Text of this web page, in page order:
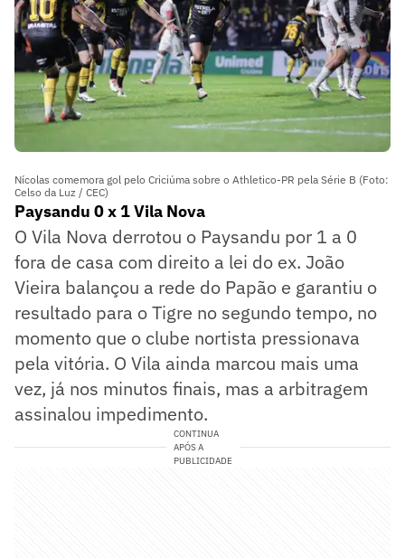
Nícolas comemora gol pelo Criciúma sobre o Athletico-PR pela Série B (Foto:
Celso da Luz / CEC)
Paysandu 0 x 1 Vila Nova
O Vila Nova derrotou o Paysandu por 1 a 0
fora de casa com direito a lei do ex. João
Vieira balançou a rede do Papão e garantiu o
resultado para o Tigre no segundo tempo, no
momento que o clube nortista pressionava
pela vitória. O Vila ainda marcou mais uma
vez, já nos minutos finais, mas a arbitragem
assinalou impedimento.
CONTINUA
APÓS A
PUBLICIDADE